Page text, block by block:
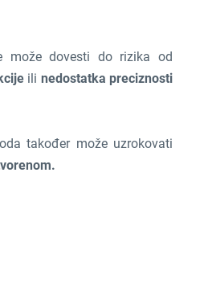
može dovesti do rizika od
ili nedostatka preciznosti
također može uzrokovati